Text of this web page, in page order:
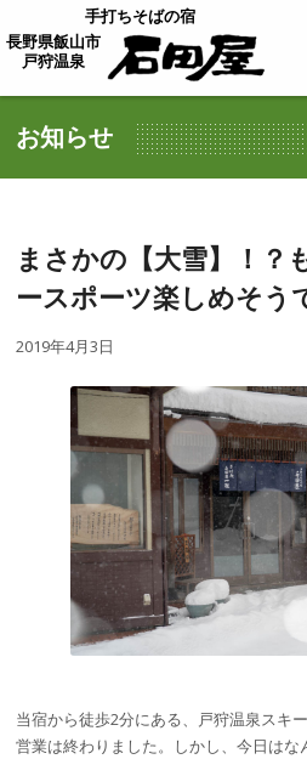
手打ちそばの宿
長野県飯山市
戸狩温泉
お知らせ
まさかの【大雪】！？
ースポーツ楽しめそう
2019年4月3日
当宿から徒歩2分にある、戸狩温泉スキ
営業は終わりました。しかし、今日はな